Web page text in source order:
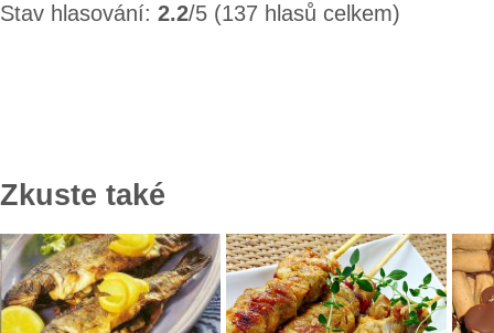
Stav hlasování: 2.2/5 (137 hlasů celkem)
Zkuste také